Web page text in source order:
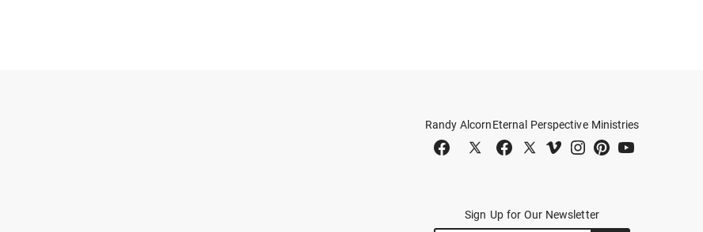
Randy AlcornEternal Perspective Ministries
Sign Up for Our Newsletter